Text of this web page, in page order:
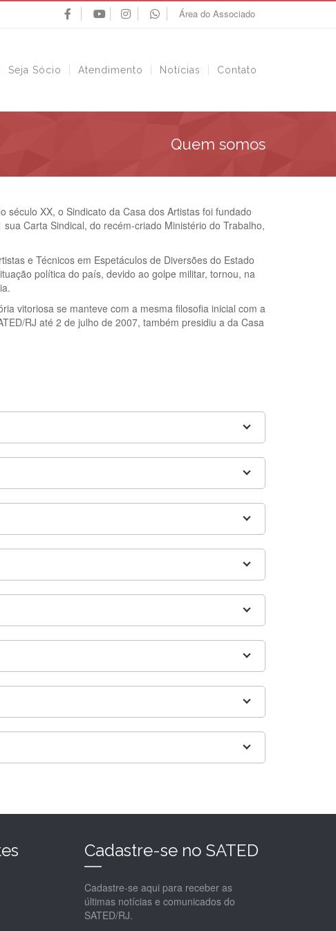
Área do Associado
Seja Sócio Atendimento Notícias Contato
Quem somos
XX, o Sindicato da Casa dos Artistas foi fundado
Carta Sindical, do recém-criado Ministério do Trabalho,
e Técnicos em Espetáculos de Diversões do Estado
política do país, devido ao golpe militar, tornou, na
vitoriosa se manteve com a mesma filosofia inicial com a
RJ até 2 de julho de 2007, também presidiu a da Casa
Cadastre-se no SATED
Cadastre-se aqui para receber as
últimas notícias e comunicados do
SATED/RJ.